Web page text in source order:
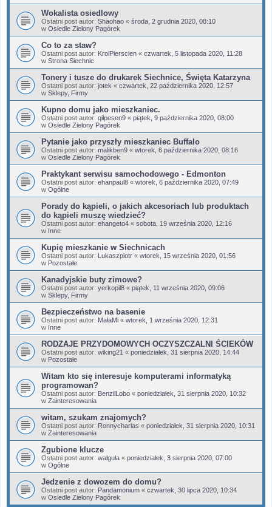
Wokalista osiedlowy
Ostatni post autor: Shaohao « środa, 2 grudnia 2020, 08:10
w Osiedle Zielony Pagórek
Co to za staw?
Ostatni post autor: KrolPierscien « czwartek, 5 listopada 2020, 11:28
w Strona Siechnic
Tonery i tusze do drukarek Siechnice, Święta Katarzyna
Ostatni post autor: jotek « czwartek, 22 października 2020, 12:57
w Sklepy, Firmy
Kupno domu jako mieszkaniec.
Ostatni post autor: qilpesen9 « piątek, 9 października 2020, 08:00
w Osiedle Zielony Pagórek
Pytanie jako przyszły mieszkaniec Buffalo
Ostatni post autor: malikben9 « wtorek, 6 października 2020, 08:16
w Osiedle Zielony Pagórek
Praktykant serwisu samochodowego - Edmonton
Ostatni post autor: ehanpaul8 « wtorek, 6 października 2020, 07:49
w Ogólne
Porady do kąpieli, o jakich akcesoriach lub produktach
do kąpieli muszę wiedzieć?
Ostatni post autor: ehangeto4 « sobota, 19 września 2020, 12:16
w Inne
Kupię mieszkanie w Siechnicach
Ostatni post autor: Lukaszpiotr « wtorek, 15 września 2020, 01:56
w Pozostałe
Kanadyjskie buty zimowe?
Ostatni post autor: yerkopil8 « piątek, 11 września 2020, 09:06
w Sklepy, Firmy
Bezpieczeństwo na basenie
Ostatni post autor: MałaMi « wtorek, 1 września 2020, 12:31
w Inne
RODZAJE PRZYDOMOWYCH OCZYSZCZALNI ŚCIEKÓW
Ostatni post autor: wiking21 « poniedziałek, 31 sierpnia 2020, 14:44
w Pozostałe
Witam kto się interesuje komputerami informatyką
programowan?
Ostatni post autor: BenzilLobo « poniedziałek, 31 sierpnia 2020, 10:32
w Zainteresowania
witam, szukam znajomych?
Ostatni post autor: Ronnycharlas « poniedziałek, 31 sierpnia 2020, 10:31
w Zainteresowania
Zgubione klucze
Ostatni post autor: walgula « poniedziałek, 3 sierpnia 2020, 07:00
w Ogólne
Jedzenie z dowozem do domu?
Ostatni post autor: Pandamonium « czwartek, 30 lipca 2020, 10:34
w Osiedle Zielony Pagórek